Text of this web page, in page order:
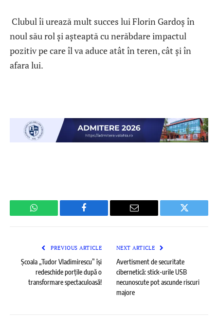
Clubul îi urează mult succes lui Florin Gardoș în
noul său rol și așteaptă cu nerăbdare impactul
pozitiv pe care îl va aduce atât în teren, cât și în
afara lui.
WhatsApp Facebook Email Twitter
PREVIOUS ARTICLE
Școala „Tudor Vladimirescu” își
redeschide porțile după o
transformare spectaculoasă!
NEXT ARTICLE
Avertisment de securitate
cibernetică: stick-urile USB
necunoscute pot ascunde riscuri
majore